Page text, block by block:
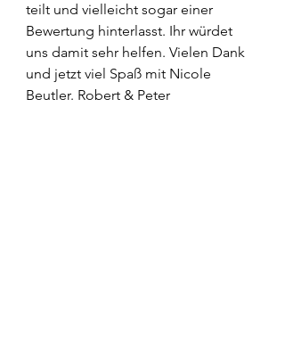
teilt und vielleicht sogar einer
Bewertung hinterlasst. Ihr würdet
uns damit sehr helfen. Vielen Dank
und jetzt viel Spaß mit Nicole
Beutler. Robert & Peter